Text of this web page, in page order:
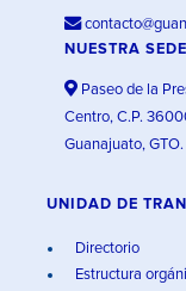
NUESTRA SEDE
Paseo de la
Centro, C.P.
Guanajuato, GTO.
UNIDAD DE
Directorio
Estructura